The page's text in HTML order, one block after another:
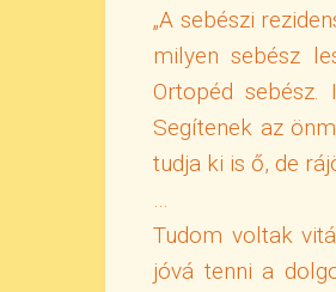
„A sebészi
milyen sebész
Ortopéd sebész.
Segítenek az
tudja ki is ő, de
…
Tudom voltak
jóvá tenni a